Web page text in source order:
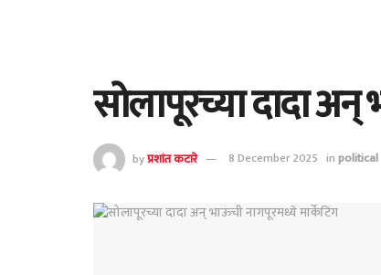
सोलापूरच्या दादा अन्
byप्रशांत कटारे 8 December 2025 inpolitical